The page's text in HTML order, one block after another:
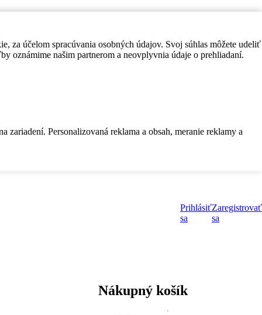
za účelom spracúvania osobných údajov. Svoj súhlas môžete udeliť
oznámime našim partnerom a neovplyvnia údaje o prehliadaní.
Personalizovaná reklama a obsah, meranie reklamy a
Prihlásiť
sa
Zaregistrovať
sa
Nákupný košík